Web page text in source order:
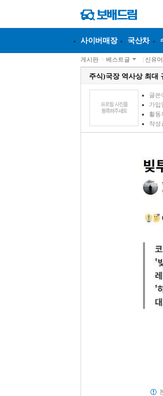
사이버매장 국산차
게시판 > 베스트글 신유
주식)국장 역사상 최대
글쓴
가입
활동
작성